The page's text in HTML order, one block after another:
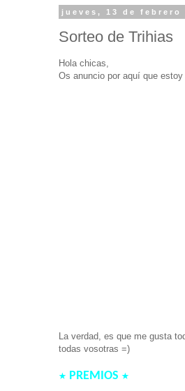
jueves, 13 de febrero
Sorteo de Trihias
Hola chicas,
Os anuncio por aquí que
La verdad, es que me gusta
todas vosotras =)
★ PREMIOS ★